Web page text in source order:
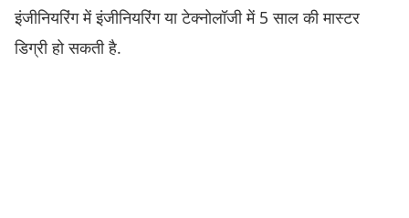
इंजीनियरिंग में इंजीनियरिंग या टेक्नोलॉजी में 5 साल की मास्टर
डिग्री हो सकती है.